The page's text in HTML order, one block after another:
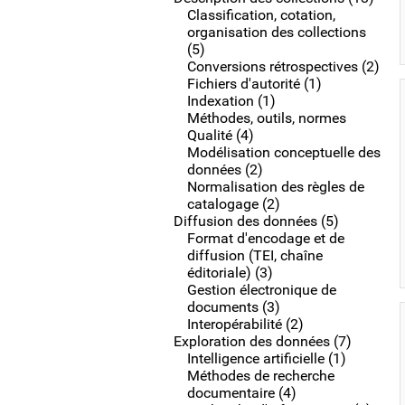
Classification, cotation,
organisation des collections
(5)
Conversions rétrospectives (2)
Fichiers d'autorité (1)
Indexation (1)
Méthodes, outils, normes
Qualité (4)
Modélisation conceptuelle des
données (2)
Normalisation des règles de
catalogage (2)
Diffusion des données (5)
Format d'encodage et de
diffusion (TEI, chaîne
éditoriale) (3)
Gestion électronique de
documents (3)
Interopérabilité (2)
Exploration des données (7)
Intelligence artificielle (1)
Méthodes de recherche
documentaire (4)